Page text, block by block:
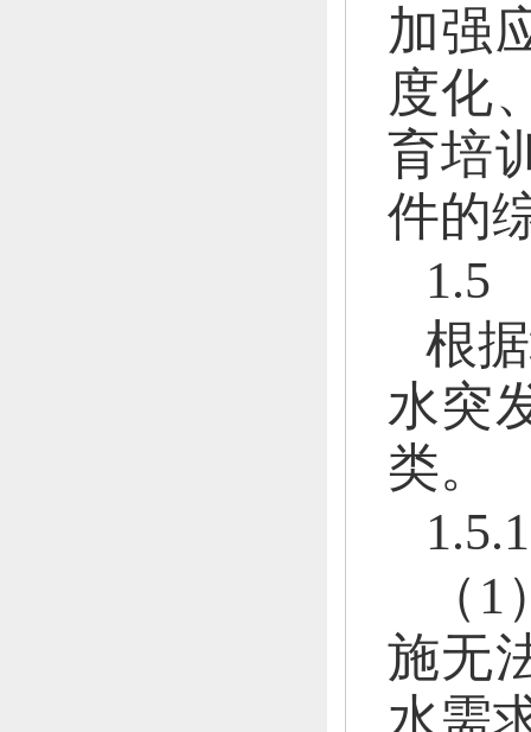
加强
度化
育培
件的
1.5
根
水突
类。
（
施无
水需